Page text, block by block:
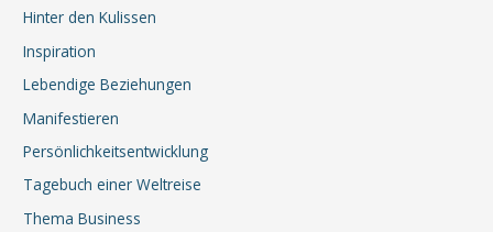
Hinter den Kulissen
Inspiration
Lebendige Beziehungen
Manifestieren
Persönlichkeitsentwicklung
Tagebuch einer Weltreise
Thema Business